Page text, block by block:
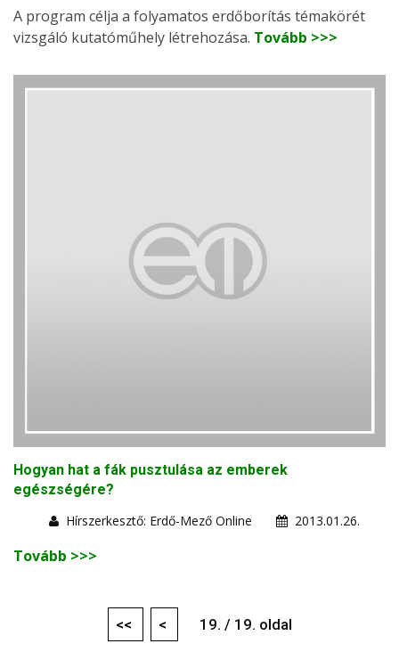
A program célja a folyamatos erdőborítás témakörét
vizsgáló kutatóműhely létrehozása. Tovább >>>
Hogyan hat a fák pusztulása az emberek
egészségére?
Hírszerkesztő: Erdő-Mező Online
2013.01.26.
Tovább >>>
<< < 19. / 19. oldal